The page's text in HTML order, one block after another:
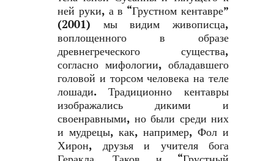
ней руки, а в “Грустном кентавре”
(2001) мы видим живописца,
воплощенного в образе
древнегреческого существа,
согласно мифологии, обладавшего
головой и торсом человека на теле
лошади. Традиционно кентавры
изображались дикими и
своенравными, но были среди них
и мудрецы, как, например, Фол и
Хирон, друзья и учителя бога